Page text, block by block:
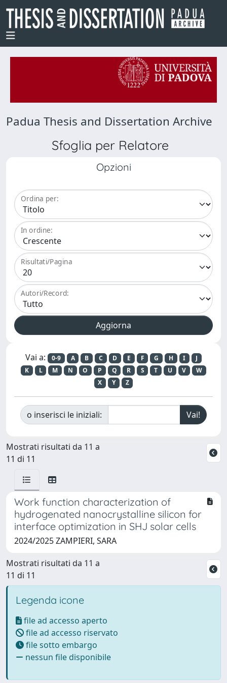
Padua Thesis and Dissertation Archive
Sfoglia per Relatore
Opzioni
Ordina per:
In ordine:
Risultati/Pagina
Autori/Record:
Vai a: 0-9 A B C D E F G H I
J
K
L M N O P Q R S T U V
W
X
Y Z
o inserisci le iniziali:
Mostrati risultati da 11 a
11 di 11
Work function characterization of
hydrogenated nanocrystalline silicon for
interface optimization in SHJ solar cells
2024/2025 ZAMPIERI, SARA
Mostrati risultati da 11 a
11 di 11
Legenda icone
file ad accesso aperto
file ad accesso riservato
file sotto embargo
nessun file disponibile